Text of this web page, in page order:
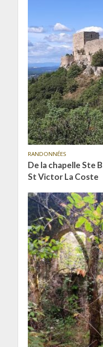
RANDONNÉES
De la chapelle Ste
St Victor La Coste